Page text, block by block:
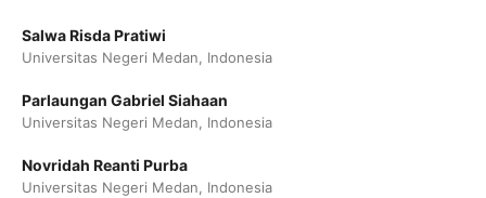
Salwa Risda Pratiwi
Universitas Negeri Medan, Indonesia
Parlaungan Gabriel Siahaan
Universitas Negeri Medan, Indonesia
Novridah Reanti Purba
Universitas Negeri Medan, Indonesia